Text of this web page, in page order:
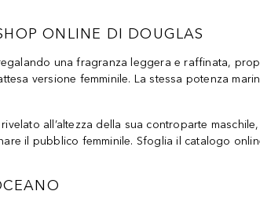
ONLINE DI DOUGLAS
una fragranza leggera e raffinata,
versione femminile. La stessa potenza
all’altezza della sua controparte
il pubblico femminile. Sfoglia il catalogo